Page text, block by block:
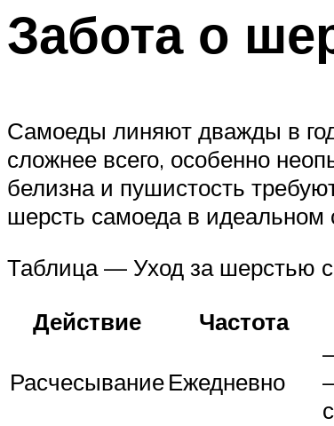
Забота о
Самоеды линяют дважды в
сложнее всего, особенно
белизна и пушистость
шерсть самоеда в идеальном
Таблица — Уход за шерстью
Действие
Частота
РасчесываниеЕжедневно